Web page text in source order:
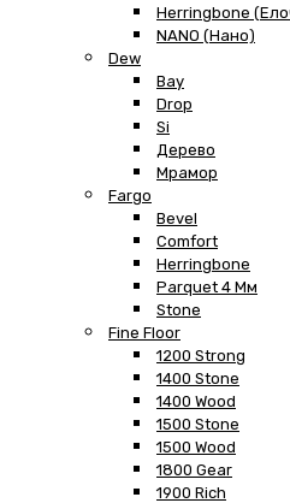
Herringbone
NANO (Нано)
Dew
Bay
Drop
Si
Дерево
Мрамор
Fargo
Bevel
Comfort
Herringbone
Parquet 4 Мм
Stone
Fine Floor
1200 Strong
1400 Stone
1400 Wood
1500 Stone
1500 Wood
1800 Gear
1900 Rich